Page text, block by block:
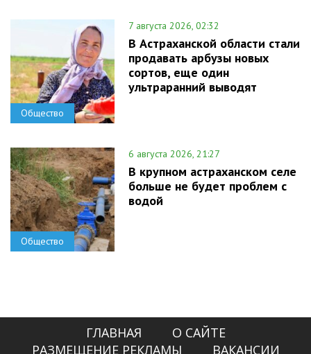
Общество
7 августа 2026, 02:32
В Астраханской области стали
продавать арбузы новых
сортов, еще один
ультраранний выводят
Общество
6 августа 2026, 21:27
В крупном астраханском селе
больше не будет проблем с
водой
ГЛАВНАЯ
О САЙТЕ
РАЗМЕЩЕНИЕ РЕКЛАМЫ
ВАКАНСИИ